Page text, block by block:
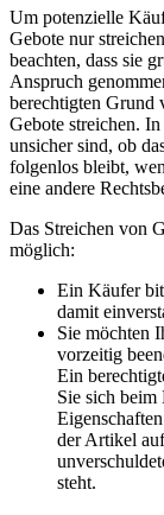
Um potenzielle
Gebote nur
beachten, dass sie
Anspruch
berechtigten Grund
Gebote streichen.
unsicher sind, ob
folgenlos bleibt,
eine andere
Das Streichen von
möglich:
Ein Käufer
damit
Sie möchten
vorzeitig
Ein
Sie sich beim
der Artikel
steht.